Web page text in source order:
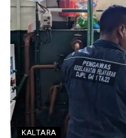
KALTARA